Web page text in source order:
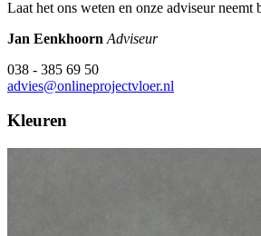
Laat het ons weten en onze adviseur neemt
Jan Eenkhoorn Adviseur
038 - 385 69 50
advies@onlineprojectvloer.nl
Kleuren